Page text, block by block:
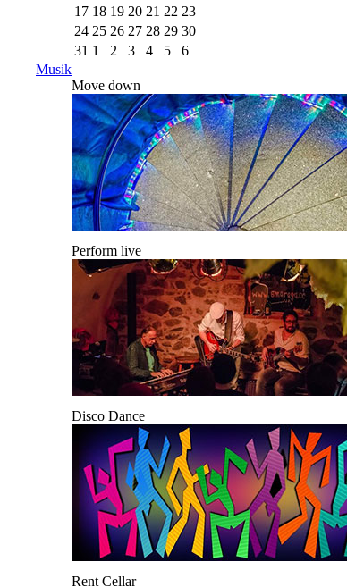
17 18 19 20 21 22 23
24 25 26 27 28 29 30
31 1 2 3 4 5
6
Musik
Move down
Perform live
Disco Dance
Rent Cellar